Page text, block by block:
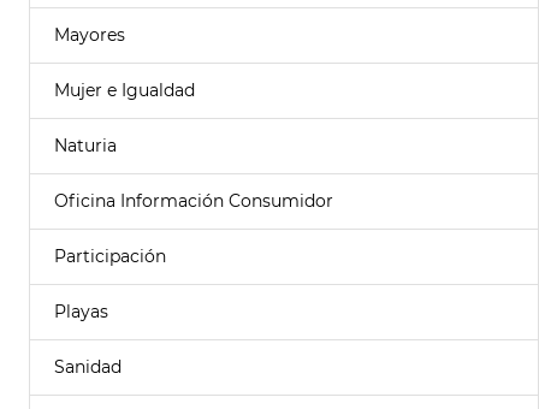
Mayores
Mujer e Igualdad
Naturia
Oficina Información Consumidor
Participación
Playas
Sanidad